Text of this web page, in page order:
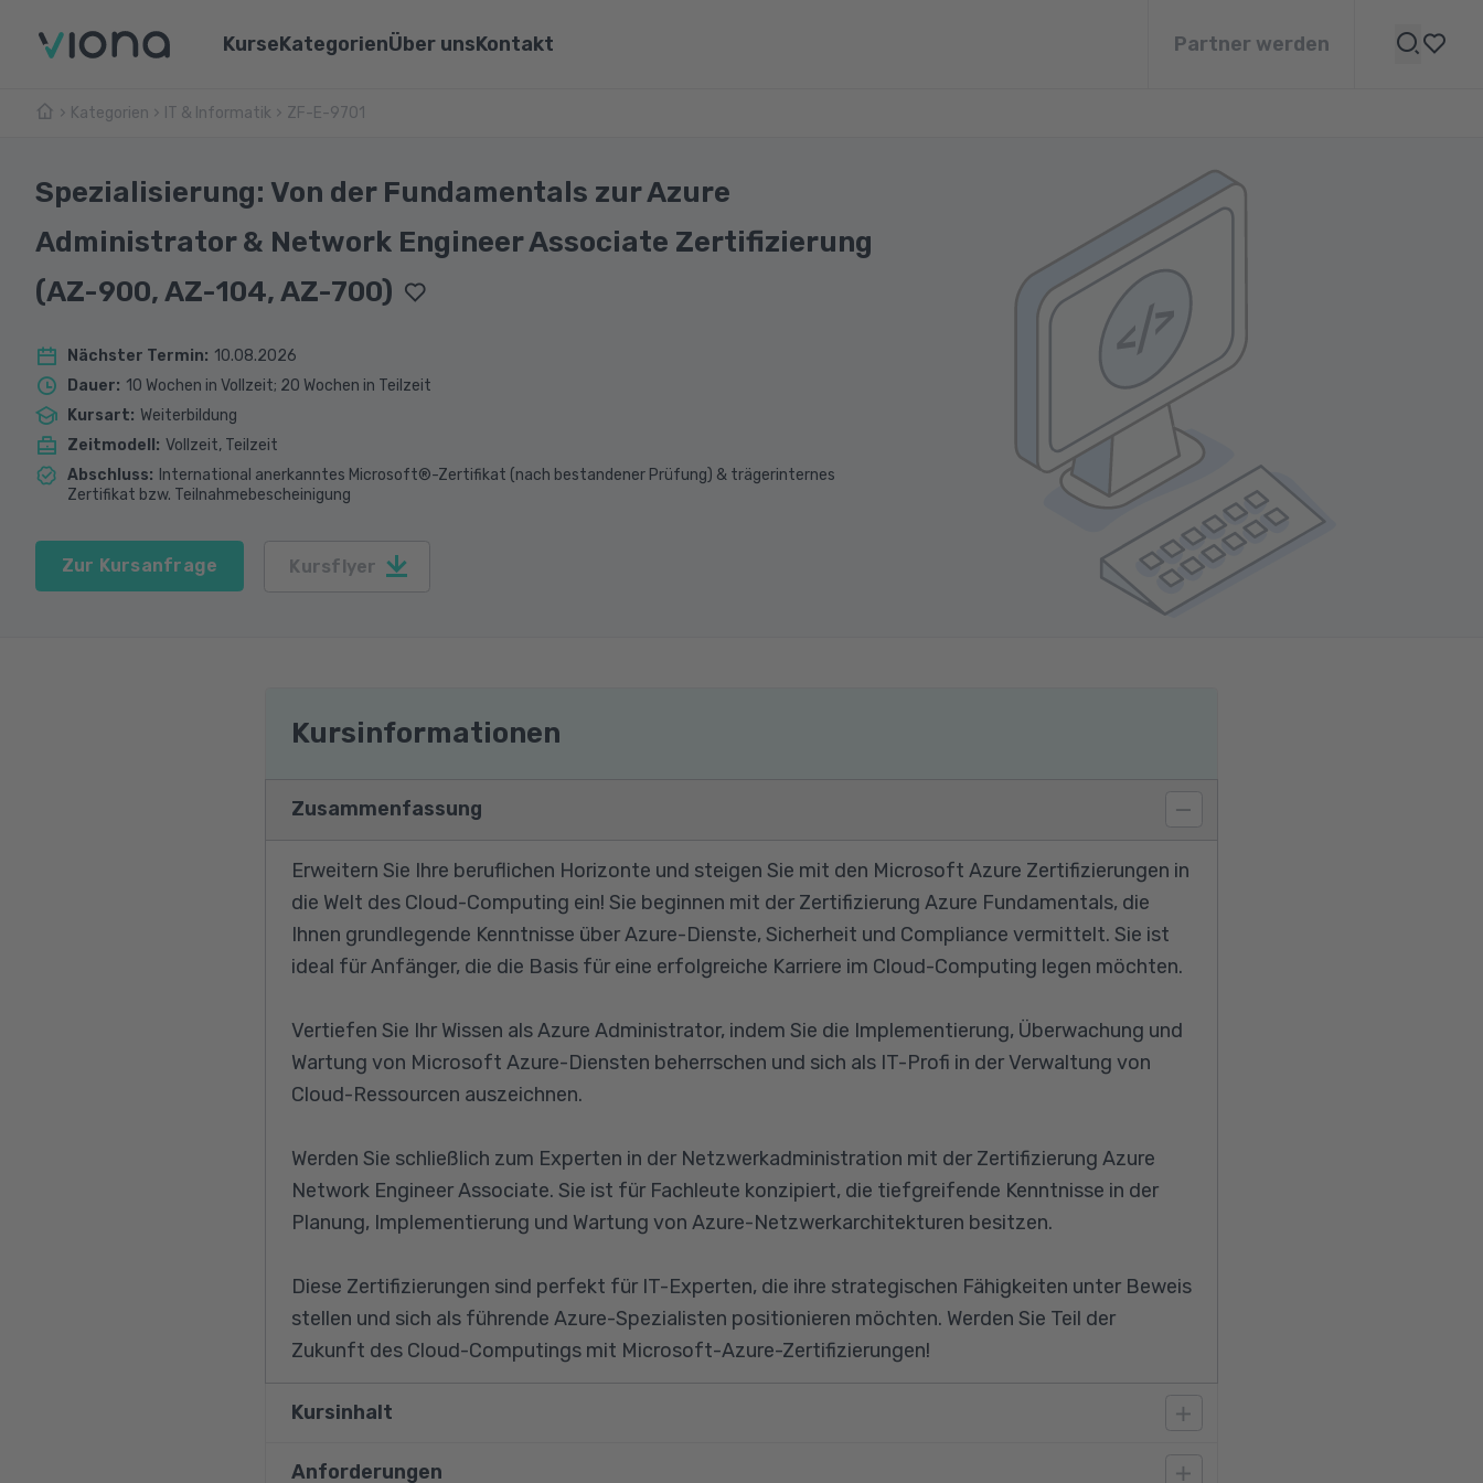
Kurse
Umschulungen
Kategorien
Pflege & Medizin
Über uns
Webinare
Kontakt Partner werden
Kategorien IT & Informatik ZF-E-9701
Spezialisierung: Von der Fundamentals zur Azure
Administrator & Network Engineer Associate Zertifizierung
(AZ-900, AZ-104, AZ-700)
Nächster Termin: 10.08.2026
Dauer: 10 Wochen in Vollzeit; 20 Wochen in Teilzeit
Kursart: Weiterbildung
Zeitmodell : Vollzeit, Teilzeit
Abschluss: International anerkanntes Microsoft®-Zertifikat (nach bestandener Prüfung) & trägerinternes
Zertifikat bzw. Teilnahmebescheinigung
Zur Kursanfrage Kursflyer
Kursinformationen
Zusammenfassung
Erweitern Sie Ihre beruflichen Horizonte und steigen Sie mit den Microsoft Azure Zertifizierungen in
die Welt des Cloud-Computing ein! Sie beginnen mit der Zertifizierung Azure Fundamentals, die
Ihnen grundlegende Kenntnisse über Azure-Dienste, Sicherheit und Compliance vermittelt. Sie ist
ideal für Anfänger, die die Basis für eine erfolgreiche Karriere im Cloud-Computing legen möchten.
Vertiefen Sie Ihr Wissen als Azure Administrator, indem Sie die Implementierung, Überwachung und
Wartung von Microsoft Azure-Diensten beherrschen und sich als IT-Profi in der Verwaltung von
Cloud-Ressourcen auszeichnen.
Werden Sie schließlich zum Experten in der Netzwerkadministration mit der Zertifizierung Azure
Network Engineer Associate. Sie ist für Fachleute konzipiert, die tiefgreifende Kenntnisse in der
Planung, Implementierung und Wartung von Azure-Netzwerkarchitekturen besitzen.
Diese Zertifizierungen sind perfekt für IT-Experten, die ihre strategischen Fähigkeiten unter Beweis
stellen und sich als führende Azure-Spezialisten positionieren möchten. Werden Sie Teil der
Zukunft des Cloud-Computings mit Microsoft-Azure-Zertifizierungen!
Kursinhalt
Anforderungen